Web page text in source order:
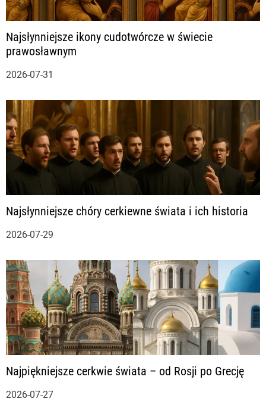
a
w
p
i
s
Najsłynniejsze ikony cudotwórcze w świecie
prawosławnym
2026-07-31
Najsłynniejsze chóry cerkiewne świata i ich historia
2026-07-29
Najpiękniejsze cerkwie świata – od Rosji po Grecję
2026-07-27